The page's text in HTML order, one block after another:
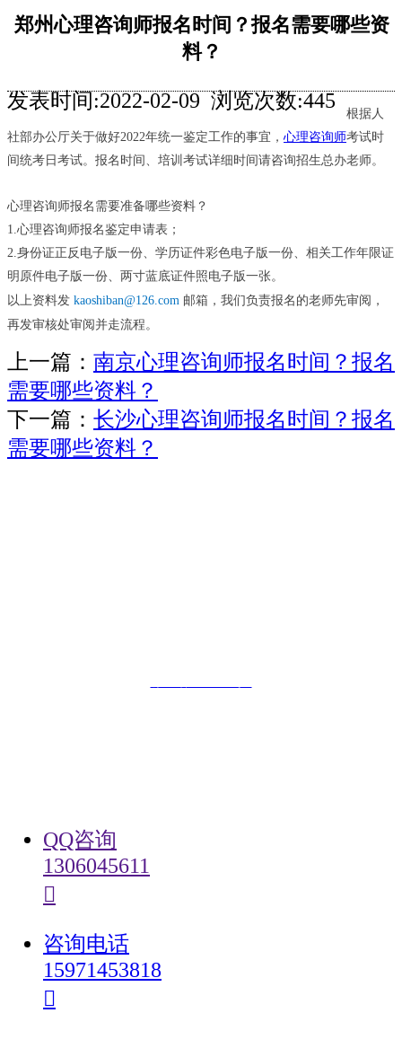
郑州心理咨询师报名时间？报名需要哪些资
料？
发表时间:2022-02-09 浏览次数:445
根据人
社部办公厅关于做好2022年统一鉴定工作的事宜， 心理咨询师考试时
间统考日考试。报名时间、培训考试详细时间请咨询招生总办老师。
心理咨询师报名需要准备哪些资料？
1.心理咨询师报名鉴定申请表；
2.身份证正反电子版一份、学历证件彩色电子版一份、相关工作年限证
明原件电子版一份、两寸蓝底证件照电子版一张。
以上资料发 kaoshiban@126.com 邮箱，我们负责报名的老师先审阅，
再发审核处审阅并走流程。
上一篇： 南京心理咨询师报名时间？报名
需要哪些资料？
下一篇： 长沙心理咨询师报名时间？报名
需要哪些资料？
󰇇
QQ咨询
󰇯
咨询电话
QQ咨询
1306045611
󰇇
咨询电话
15971453818
󰇯